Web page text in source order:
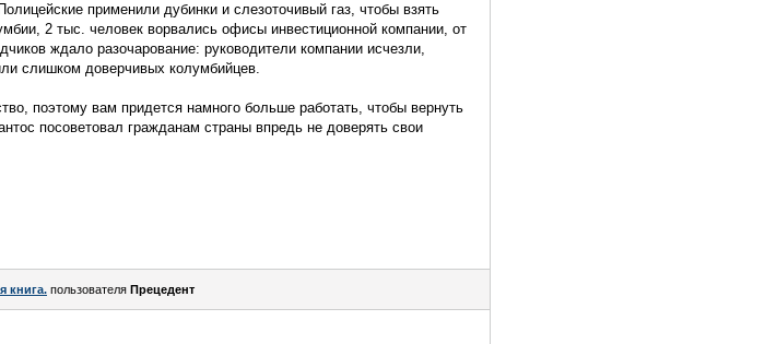
применили дубинки и слезоточивый газ, чтобы взять
2 тыс. человек ворвались офисы инвестиционной компании, от
ждало разочарование: руководители компании исчезли,
слишком доверчивых колумбийцев.
поэтому вам придется намного больше работать, чтобы вернуть
посоветовал гражданам страны впредь не доверять свои
книга. пользователя Прецедент